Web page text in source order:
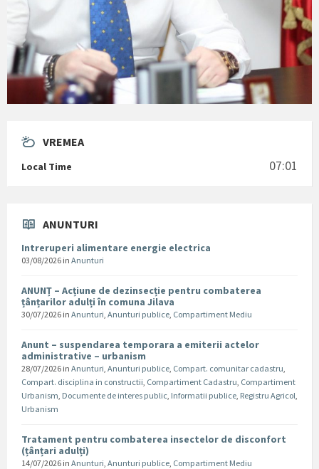
VREMEA
Local Time 07:01
ANUNTURI
Intreruperi alimentare energie electrica
03/08/2026 in Anunturi
ANUNȚ – Acțiune de dezinsecție pentru combaterea
țânțarilor adulți în comuna Jilava
30/07/2026 in Anunturi, Anunturi publice, Compartiment Mediu
Anunt – suspendarea temporara a emiterii actelor
administrative – urbanism
28/07/2026 in Anunturi, Anunturi publice, Compart. comunitar cadastru,
Compart. disciplina in constructii, Compartiment Cadastru, Compartiment
Urbanism, Documente de interes public, Informatii publice, Registru Agricol,
Urbanism
Tratament pentru combaterea insectelor de disconfort
(țânțari adulți)
14/07/2026 in Anunturi, Anunturi publice, Compartiment Mediu